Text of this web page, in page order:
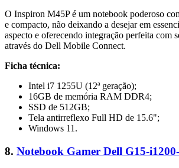
O Inspiron M45P é um notebook poderoso
e compacto, não deixando a desejar em
aspecto e oferecendo integração perfeita com
através do Dell Mobile Connect.
Ficha técnica:
Intel i7 1255U (12ª geração);
16GB de memória RAM DDR4;
SSD de 512GB;
Tela antirreflexo Full HD de 15.6";
Windows 11.
8. Notebook Gamer Dell G15-